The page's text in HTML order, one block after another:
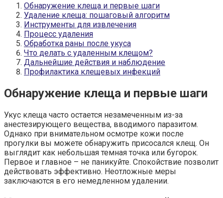
Обнаружение клеща и первые шаги
Удаление клеща: пошаговый алгоритм
Инструменты для извлечения
Процесс удаления
Обработка раны после укуса
Что делать с удаленным клещом?
Дальнейшие действия и наблюдение
Профилактика клещевых инфекций
Обнаружение клеща и первые шаги
Укус клеща часто остается незамеченным из-за
анестезирующего вещества, вводимого паразитом.
Однако при внимательном осмотре кожи после
прогулки вы можете обнаружить присосался клещ. Он
выглядит как небольшая темная точка или бугорок.
Первое и главное – не паникуйте. Спокойствие позволит
действовать эффективно. Неотложные меры
заключаются в его немедленном удалении.